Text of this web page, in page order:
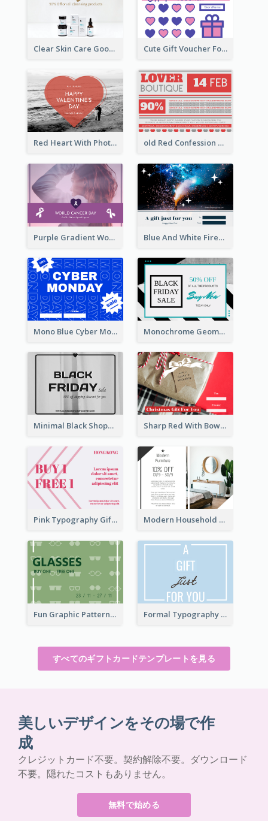
Clear Skin Care Goods Gift Card Cute Gift Voucher For Your Date Design Ideas
Red Heart With Photo Valentines Day Gift Card old Red Confession Gift Card Design Template
Purple Gradient World Cancer Day Gift Card Blue And White Fireworks New Year Gift Card
Mono Blue Cyber Monday Typography Gift Card Monochrome Geometric Black Friday Sale Gift Card
Minimal Black Shopping Gift Card For Black Friday Sharp Red With Bow Christmas Gift Card
Pink Typography Gift Card Modern Household Products Gift Card
Fun Graphic Pattern Gift Card In Green Tone Formal Typography Gift Card
すべてのギフトカードテンプレートを見る
美しいデザインをその場で作
成
クレジットカード不要。契約解除不要。ダウンロード
不要。隠れたコストもありません。
無料で始める